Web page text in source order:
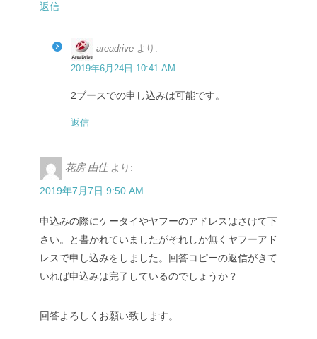
返信
areadrive より:
2019年6月24日 10:41 AM
2ブースでの申し込みは可能です。
返信
花房 由佳 より:
2019年7月7日 9:50 AM
申込みの際にケータイやヤフーのアドレスはさけて下
さい。と書かれていましたがそれしか無くヤフーアド
レスで申し込みをしました。回答コピーの返信がきて
いれば申込みは完了しているのでしょうか？
回答よろしくお願い致します。